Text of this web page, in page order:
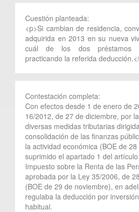
Cuestión planteada:
<p>Si cambian de residencia,
adquirida en 2013 en su nueva
cuál de los dos préstamos
practicando la referida
Contestación completa:
Con efectos desde 1 de enero de
16/2012, de 27 de diciembre, por
diversas medidas tributarias
consolidación de las finanzas
la actividad económica (BOE de
suprimido el apartado 1 del
Impuesto sobre la Renta de las
aprobada por la Ley 35/2006, de
(BOE de 29 de noviembre), en
regulaba la deducción por
habitual.